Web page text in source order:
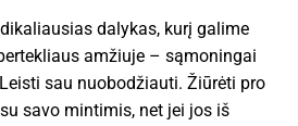
dalykas, kurį galime
amžiuje – sąmoningai
sau nuobodžiauti. Žiūrėti pro
savo mintimis, net jei jos iš